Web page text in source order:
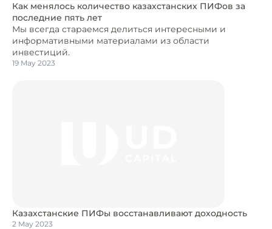
Как менялось количество казахстанских ПИФов за
последние пять лет
Мы всегда стараемся делиться интересными и
информативными материалами из области
инвестиций.
19 May 2023
Казахстанские ПИФы восстанавливают доходность
2 May 2023